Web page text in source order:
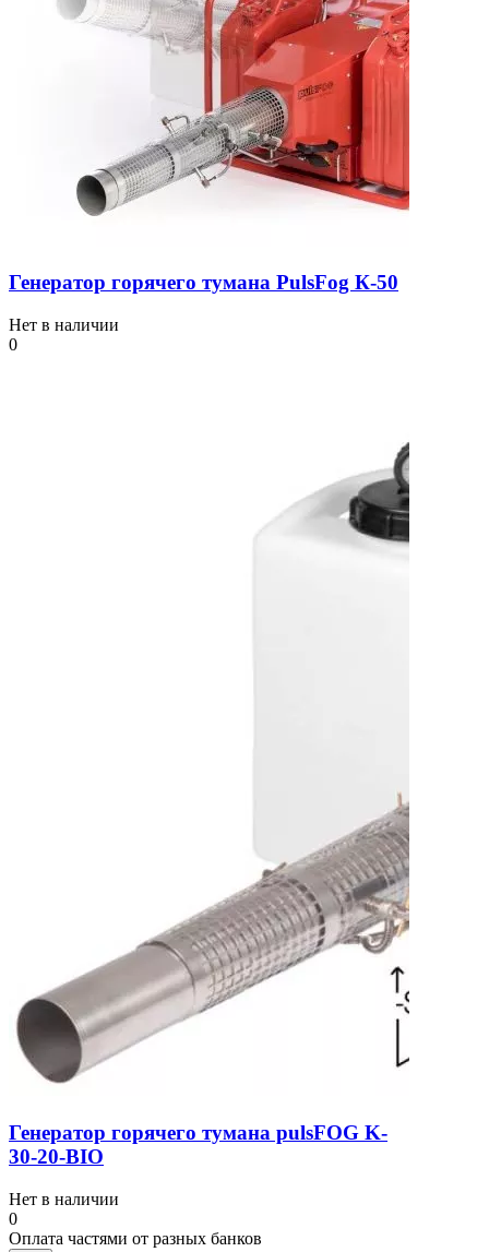
Генератор горячего тумана PulsFog К-50
Нет в наличии
0
Генератор горячего тумана pulsFOG K-
30-20-BIO
Нет в наличии
0
Оплата частями от разных банков